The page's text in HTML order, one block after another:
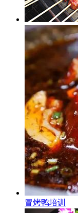
冒烤鸭培训